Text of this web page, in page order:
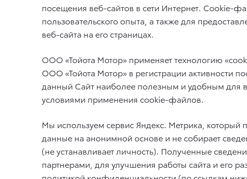
посещения веб-сайтов в сети Интернет. Cookie-
пользовательского опыта, а также для
веб-сайта на его страницах.
ООО «Тойота Мотор» применяет технологию
ООО «Тойота Мотор» в регистрации активности
данный Сайт наиболее полезным и удобным для
условиями применения cookie-файлов.
Мы используем сервис Яндекс. Метрика, который
данные на анонимной основе и не собирает
(не устанавливает личность). Полученные
партнерами, для улучшения работы сайта и его